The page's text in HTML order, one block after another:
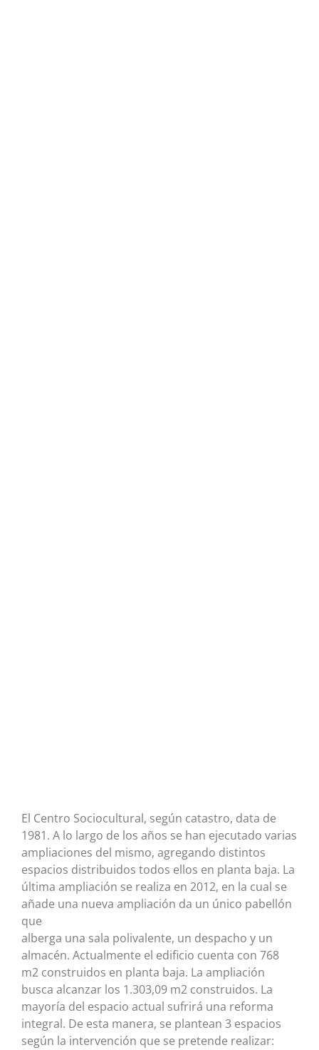
El Centro Sociocultural, según catastro, data de
1981. A lo largo de los años se han ejecutado varias
ampliaciones del mismo, agregando distintos
espacios distribuidos todos ellos en planta baja. La
última ampliación se realiza en 2012, en la cual se
añade una nueva ampliación da un único pabellón
que
alberga una sala polivalente, un despacho y un
almacén. Actualmente el edificio cuenta con 768
m2 construidos en planta baja. La ampliación
busca alcanzar los 1.303,09 m2 construidos. La
mayoría del espacio actual sufrirá una reforma
integral. De esta manera, se plantean 3 espacios
según la intervención que se pretende realizar: